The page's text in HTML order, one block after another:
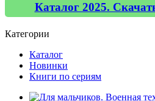
Каталог 2025.
Категории
Каталог
Новинки
Книги по сериям